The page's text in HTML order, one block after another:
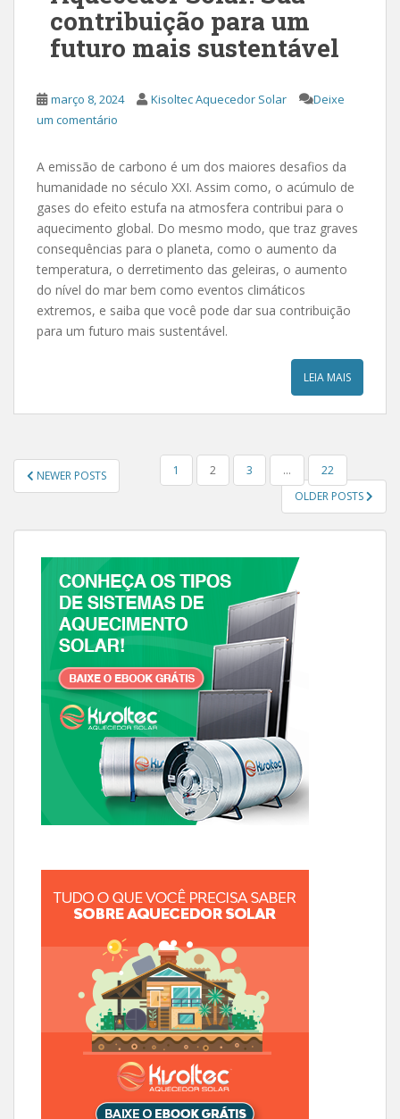
contribuição para um
futuro mais sustentável
março 8, 2024 Kisoltec Aquecedor Solar
Deixe
um comentário
A emissão de carbono é um dos maiores desafios da
humanidade no século XXI. Assim como, o acúmulo de
gases do efeito estufa na atmosfera contribui para o
aquecimento global. Do mesmo modo, que traz graves
consequências para o planeta, como o aumento da
temperatura, o derretimento das geleiras, o aumento
do nível do mar bem como eventos climáticos
extremos, e saiba que você pode dar sua contribuição
para um futuro mais sustentável.
LEIA MAIS
NAVEGAÇÃO POR POSTS
NEWER POSTS 1 2 3 …
22
OLDER POSTS